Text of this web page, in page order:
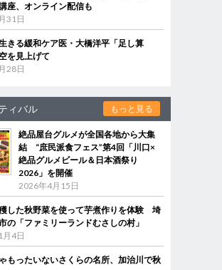
座、オンライン配信も
31日
生きる緩和ケア医・大橋洋平「足し算
を見上げて
28日
ィバル もっと見る
絶品屋台グルメが全国各地から大集
結 “庶民派食フェス”第4回「川口×
絶品グルメビール＆日本酒祭り
2026」を開催
2026年4月15日
した秋野菜を使って芋煮作りを体験 埼
の「ファミリーランドむさしの村」
4日
もったいないさくらの名所、加治川で秋